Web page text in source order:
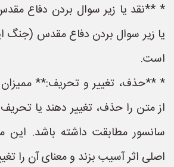
* **نقد یا زیر سوال بردن دفاع
یا زیر سوال بردن دفاع مقدس (جنگ
است.
* **حذف، تغییر و تحریف:**
از متن را حذف، تغییر دهند یا تحریف
سانسور مطابقت داشته باشد. این
اصلی اثر آسیب بزند و معنای آن را